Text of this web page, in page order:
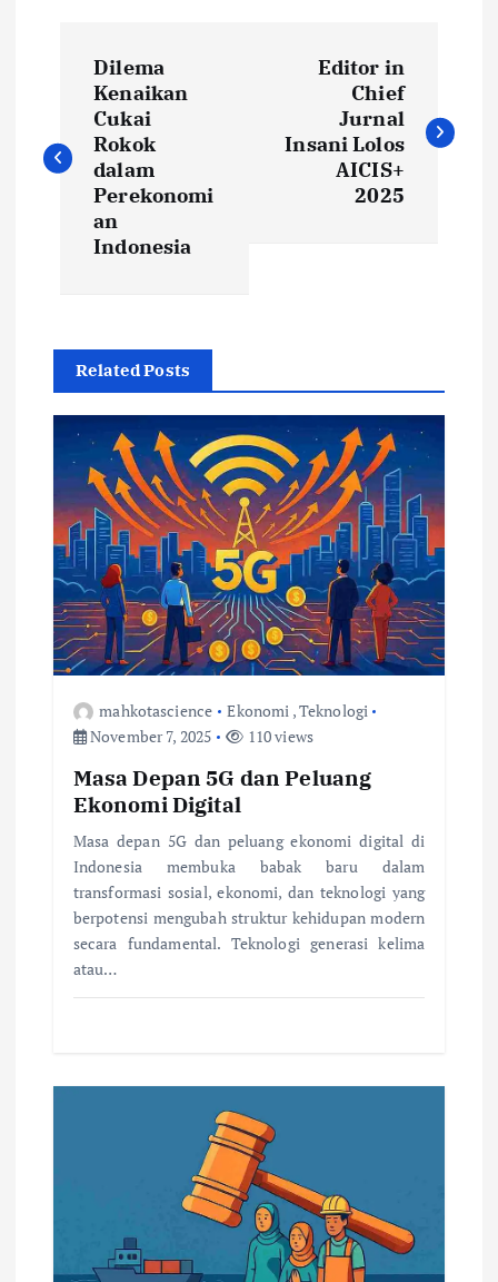
v
p
o
s
Dilema
Kenaikan
Cukai
Rokok
dalam
Perekonomi
an
Indonesia
Editor in
Chief
Jurnal
Insani Lolos
AICIS+
2025
Related Posts
mahkotascience Ekonomi ,Teknologi
November 7, 2025
110 views
Masa Depan 5G dan Peluang
Ekonomi Digital
Masa depan 5G dan peluang ekonomi digital di
Indonesia membuka babak baru dalam
transformasi sosial, ekonomi, dan teknologi yang
berpotensi mengubah struktur kehidupan modern
secara fundamental. Teknologi generasi kelima
atau…